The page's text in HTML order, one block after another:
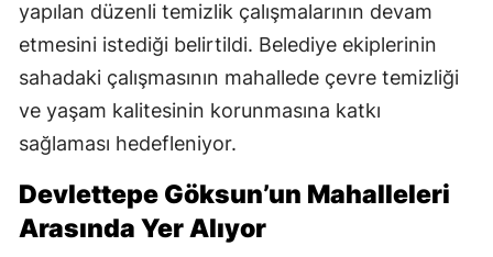
yapılan düzenli temizlik çalışmalarının devam
etmesini istediği belirtildi. Belediye ekiplerinin
sahadaki çalışmasının mahallede çevre temizliği
ve yaşam kalitesinin korunmasına katkı
sağlaması hedefleniyor.
Devlettepe Göksun’un Mahalleleri
Arasında Yer Alıyor